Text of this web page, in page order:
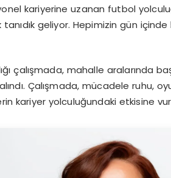
kariyerine uzanan futbol
tanıdık geliyor. Hepimizin gün
çalışmada, mahalle
Çalışmada, mücadele ruhu,
kariyer yolculuğundaki etkisine